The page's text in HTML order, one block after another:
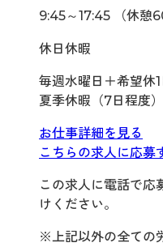
9:45～17:45 （休憩
休日休暇
毎週水曜日＋希望休
夏季休暇（7日程度）
お仕事詳細を見る
こちらの求人に応募
この求人に電話で応
けください。
※上記以外の全ての